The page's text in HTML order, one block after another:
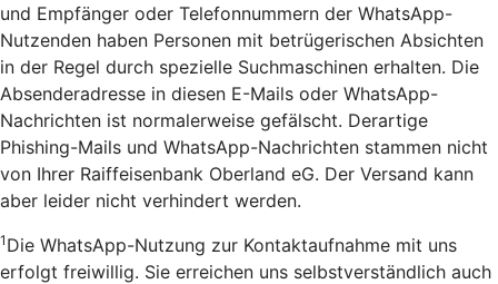
und Empfänger oder Telefonnummern der WhatsApp-
Nutzenden haben Personen mit betrügerischen Absichten
in der Regel durch spezielle Suchmaschinen erhalten. Die
Absenderadresse in diesen E-Mails oder WhatsApp-
Nachrichten ist normalerweise gefälscht. Derartige
Phishing-Mails und WhatsApp-Nachrichten stammen nicht
von Ihrer Raiffeisenbank Oberland eG. Der Versand kann
aber leider nicht verhindert werden.
1 Die WhatsApp-Nutzung zur Kontaktaufnahme mit uns
erfolgt freiwillig. Sie erreichen uns selbstverständlich auch